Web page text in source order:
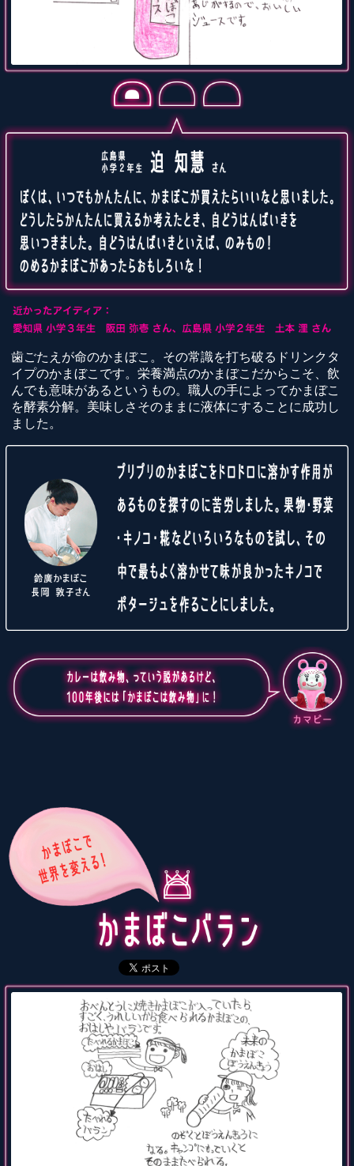
歯ごたえが命のかまぼこ。その常識を打ち破るドリンクタ
イプのかまぼこです。栄養満点のかまぼこだからこそ、飲
んでも意味があるというもの。職人の手によってかまぼこ
を酵素分解。美味しさそのままに液体にすることに成功し
ました。